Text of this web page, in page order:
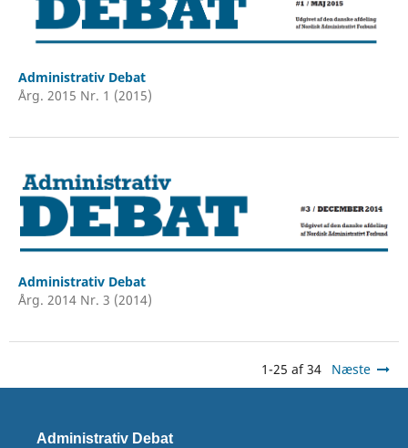
Administrativ Debat
Årg. 2015 Nr. 1 (2015)
Administrativ Debat
Årg. 2014 Nr. 3 (2014)
1-25 af 34 Næste
Administrativ Debat